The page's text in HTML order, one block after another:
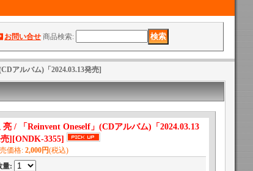
お問い合せ 商品検索:
アルバム)「2024.03.13発売]
亮 / 「Reinvent Oneself」(CDアルバム)「2024.03.13
] [ONDK-3355]
価格: 2,000円(税込)
量: